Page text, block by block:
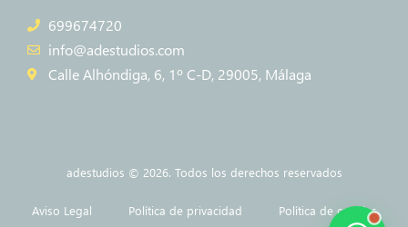
699674720
info@adestudios.com
Calle Alhóndiga, 6, 1º C-D, 29005, Málaga
adestudios © 2026. Todos los derechos reservados
Aviso Legal Política de privacidad Política de cookies